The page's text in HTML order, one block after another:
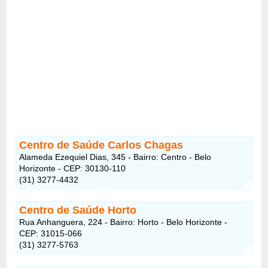
Centro de Saúde Carlos Chagas
Alameda Ezequiel Dias, 345 - Bairro: Centro - Belo
Horizonte - CEP: 30130-110
(31) 3277-4432
Centro de Saúde Horto
Rua Anhanguera, 224 - Bairro: Horto - Belo Horizonte -
CEP: 31015-066
(31) 3277-5763